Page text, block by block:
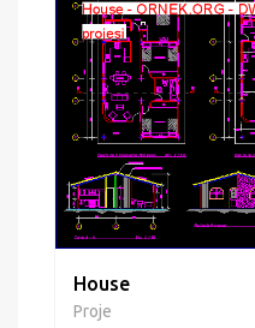
House
Proje